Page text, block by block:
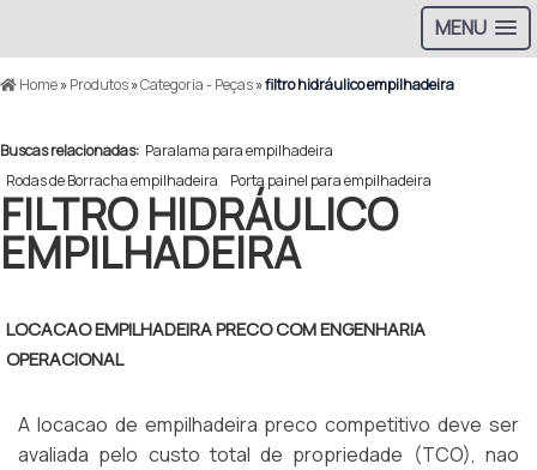
MENU
Home»Produtos»Categoria - Peças»filtro hidráulico empilhadeira
Buscas relacionadas: Paralama para empilhadeira
Rodas de Borracha empilhadeira
Porta painel para empilhadeira
FILTRO HIDRÁULICO
EMPILHADEIRA
LOCACAO EMPILHADEIRA PRECO COM ENGENHARIA
OPERACIONAL
A locacao de empilhadeira preco competitivo deve ser
avaliada pelo custo total de propriedade (TCO), nao